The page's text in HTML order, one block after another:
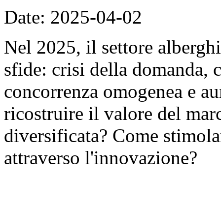
Date: 2025-04-02
Nel 2025, il settore
sfide: crisi della domanda,
concorrenza omogenea e
ricostruire il valore del
diversificata? Come
attraverso l'innovazione?